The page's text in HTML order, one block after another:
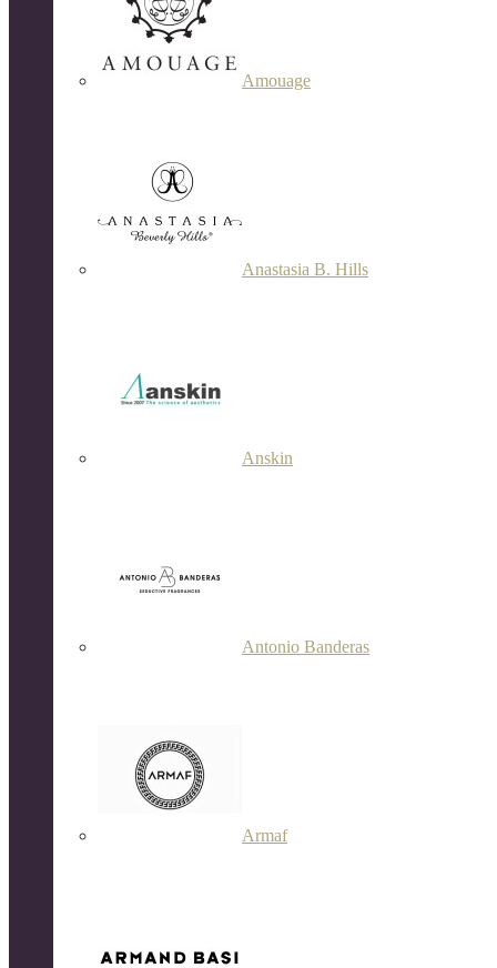
Amouage
Anastasia B. Hills
Anskin
Antonio Banderas
Armaf